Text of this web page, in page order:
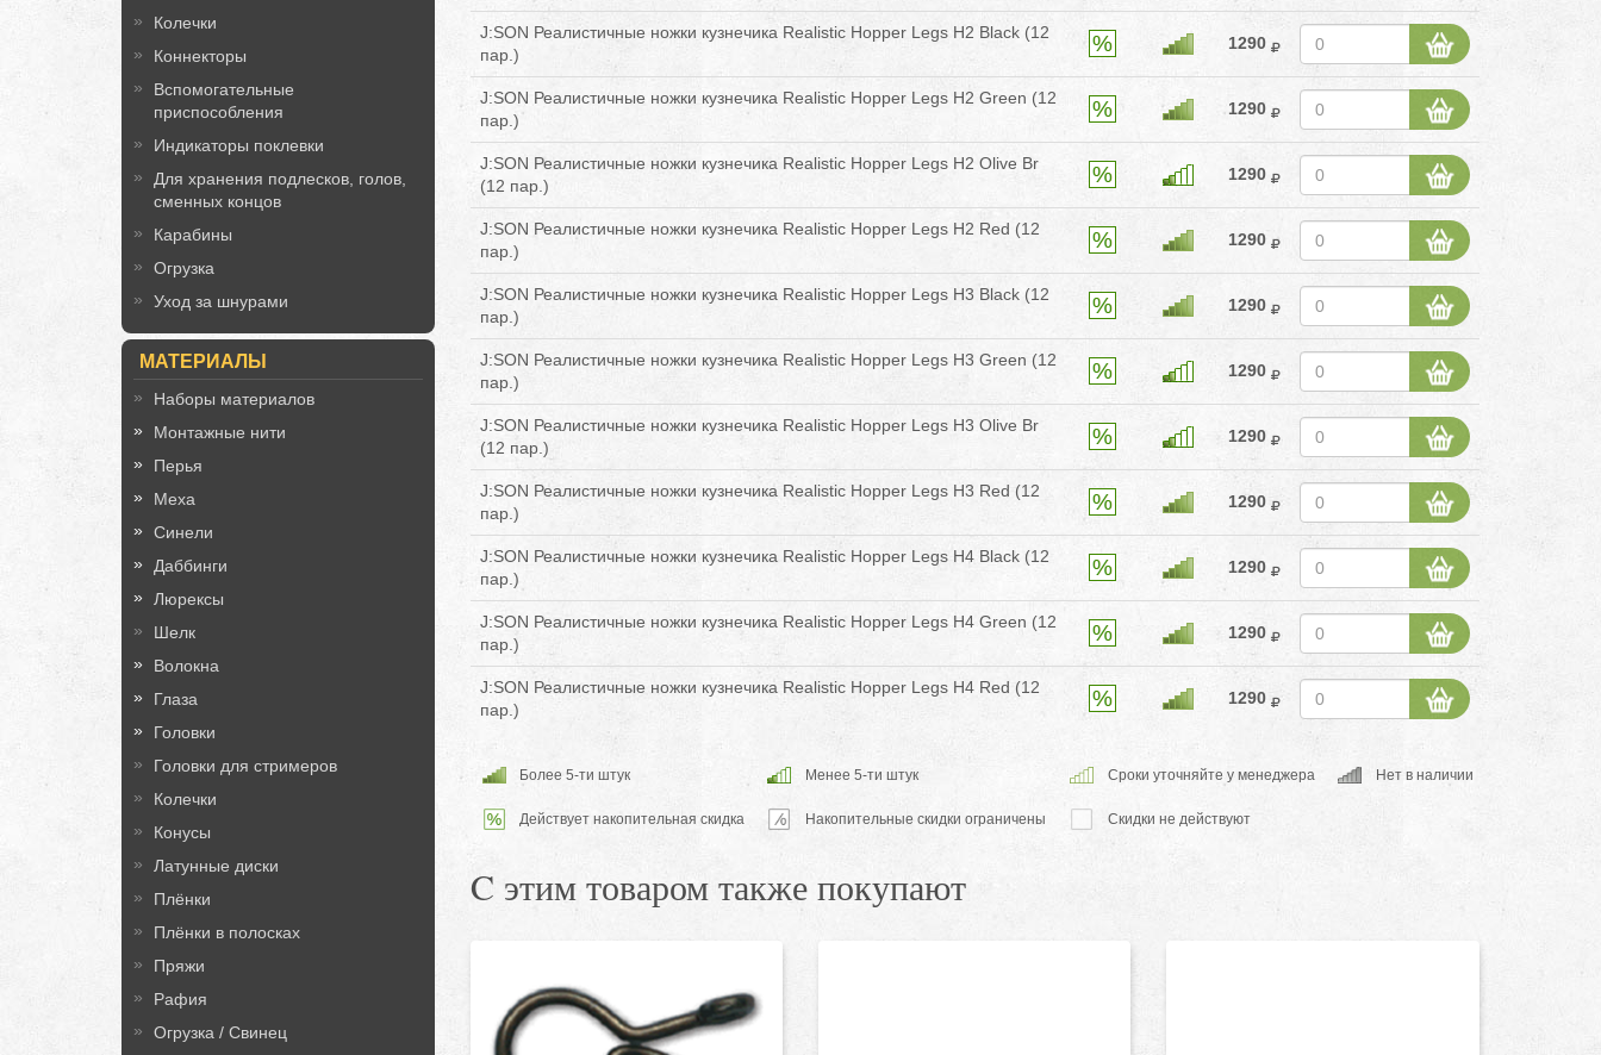
Колечки
Коннекторы
Вспомогательные
приспособления
Индикаторы поклевки
Для хранения подлесков, голов,
сменных концов
Карабины
Огрузка
Уход за шнурами
МАТЕРИАЛЫ
Наборы материалов
Монтажные нити
Перья
Меха
Синели
Даббинги
Люрексы
Шелк
Волокна
Глаза
Головки
Головки для стримеров
Колечки
Конусы
Латунные диски
Плёнки
Плёнки в полосках
Пряжи
Рафия
Огрузка / Свинец
J:SON Реалистичные ножки кузнечика Realistic Hopper Legs H2 Black (12
пар.)
1290
J:SON Реалистичные ножки кузнечика Realistic Hopper Legs H2 Green (12
пар.)
1290
J:SON Реалистичные ножки кузнечика Realistic Hopper Legs H2 Olive Br
(12 пар.)
1290
J:SON Реалистичные ножки кузнечика Realistic Hopper Legs H2 Red (12
пар.)
1290
J:SON Реалистичные ножки кузнечика Realistic Hopper Legs H3 Black (12
пар.)
1290
J:SON Реалистичные ножки кузнечика Realistic Hopper Legs H3 Green (12
пар.)
1290
J:SON Реалистичные ножки кузнечика Realistic Hopper Legs H3 Olive Br
(12 пар.)
1290
J:SON Реалистичные ножки кузнечика Realistic Hopper Legs H3 Red (12
пар.)
1290
J:SON Реалистичные ножки кузнечика Realistic Hopper Legs H4 Black (12
пар.)
1290
J:SON Реалистичные ножки кузнечика Realistic Hopper Legs H4 Green (12
пар.)
1290
J:SON Реалистичные ножки кузнечика Realistic Hopper Legs H4 Red (12
пар.)
1290
Более 5-ти штук Менее 5-ти штук Cроки уточняйте у менеджера Нет в наличии
Действует накопительная скидка Накопительные скидки ограничены Скидки не действуют
C этим товаром также покупают